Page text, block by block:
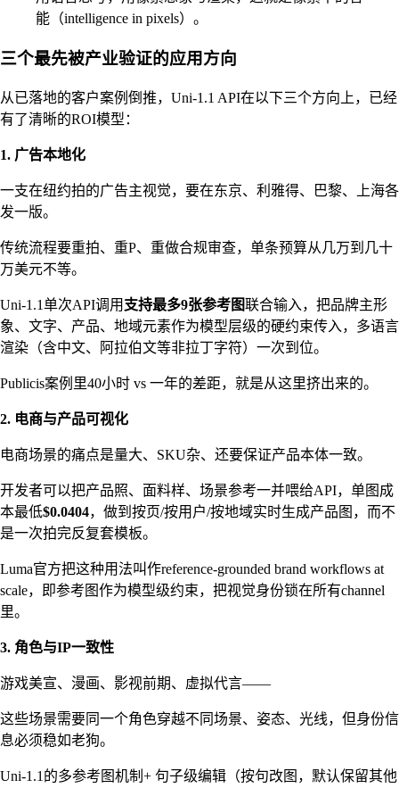
能（intelligence in pixels）。
三个最先被产业验证的应用方向
从已落地的客户案例倒推，Uni-1.1 API在以下三个方向上，已经
有了清晰的ROI模型：
1. 广告本地化
一支在纽约拍的广告主视觉，要在东京、利雅得、巴黎、上海各
发一版。
传统流程要重拍、重P、重做合规审查，单条预算从几万到几十
万美元不等。
Uni-1.1单次API调用 支持最多9张参考图联合输入，把品牌主形
象、文字、产品、地域元素作为模型层级的硬约束传入，多语言
渲染（含中文、阿拉伯文等非拉丁字符）一次到位。
Publicis案例里40小时 vs 一年的差距，就是从这里挤出来的。
2. 电商与产品可视化
电商场景的痛点是量大、SKU杂、还要保证产品本体一致。
开发者可以把产品照、面料样、场景参考一并喂给API，单图成
本最低$0.0404，做到按页/按用户/按地域实时生成产品图，而不
是一次拍完反复套模板。
Luma官方把这种用法叫作reference-grounded brand workflows at
scale，即参考图作为模型级约束，把视觉身份锁在所有channel
里。
3. 角色与IP一致性
游戏美宣、漫画、影视前期、虚拟代言——
这些场景需要同一个角色穿越不同场景、姿态、光线，但身份信
息必须稳如老狗。
Uni-1.1的多参考图机制+ 句子级编辑（按句改图，默认保留其他